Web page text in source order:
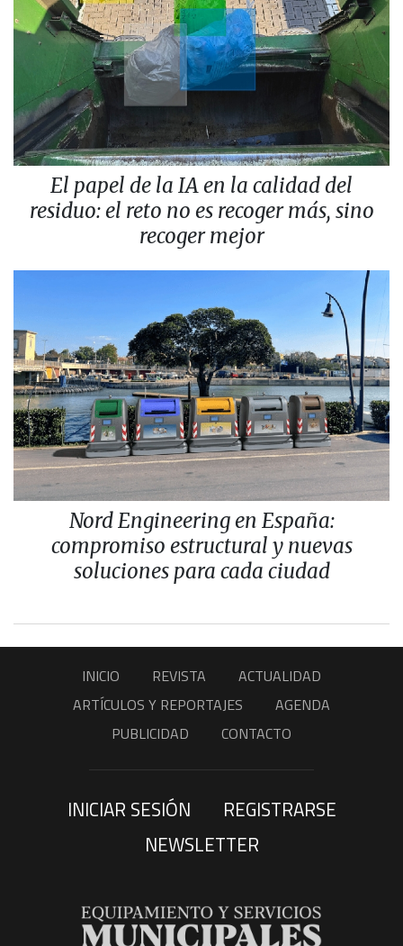
El papel de la IA en la calidad del
residuo: el reto no es recoger más, sino
recoger mejor
Nord Engineering en España:
compromiso estructural y nuevas
soluciones para cada ciudad
INICIO REVISTA
ACTUALIDAD
ARTÍCULOS Y REPORTAJES
AGENDA
PUBLICIDAD
CONTACTO
INICIAR SESIÓN
REGISTRARSE
NEWSLETTER